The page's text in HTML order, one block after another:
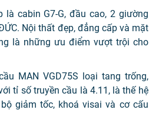
là cabin G7-G, đầu cao, 2 giường
Nội thất đẹp, đẳng cấp và mặt
là những ưu điểm vượt trội cho
MAN VGD75S loại tang trống,
tỉ số truyền cầu là 4.11, là thế hệ
giảm tốc, khoá visai và cơ cấu